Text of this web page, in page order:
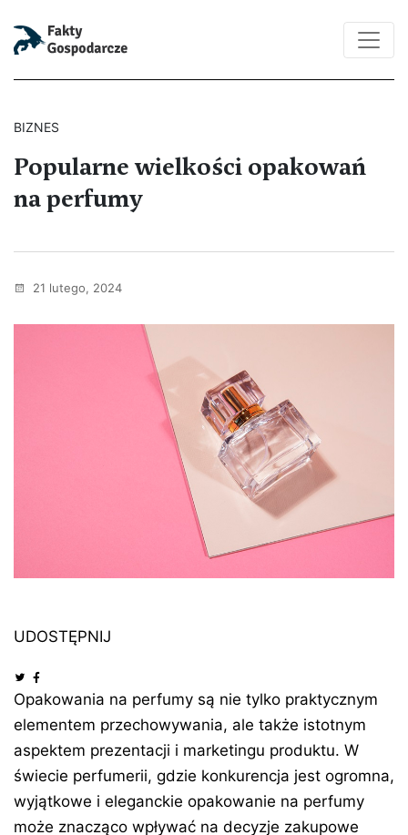
BIZNES
Popularne wielkości opakowań
na perfumy
21 lutego, 2024
UDOSTĘPNIJ
Opakowania na perfumy są nie tylko praktycznym
elementem przechowywania, ale także istotnym
aspektem prezentacji i marketingu produktu. W
świecie perfumerii, gdzie konkurencja jest ogromna,
wyjątkowe i eleganckie opakowanie na perfumy
może znacząco wpływać na decyzje zakupowe